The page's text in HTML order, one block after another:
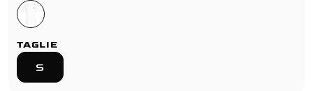
TAGLIE
S